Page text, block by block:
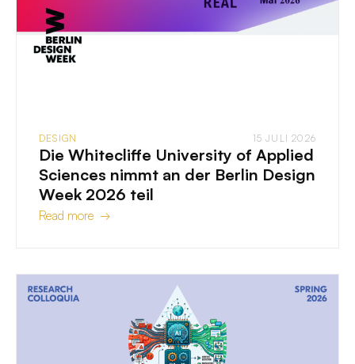
DESIGN 15 JULI 2026
Die Whitecliffe University of Applied
Sciences nimmt an der Berlin Design
Week 2026 teil
Read more →